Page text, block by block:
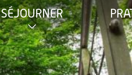
SÉJOURNER